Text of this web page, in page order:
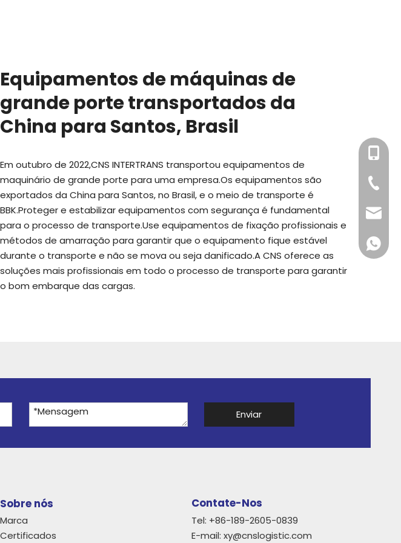
Equipamentos de máquinas de
grande porte transportados da
China para Santos, Brasil
Em outubro de 2022,CNS INTERTRANS transportou equipamentos de
maquinário de grande porte para uma empresa.Os equipamentos são
exportados da China para Santos, no Brasil, e o meio de transporte é
BBK.Proteger e estabilizar equipamentos com segurança é fundamental
para o processo de transporte.Use equipamentos de fixação profissionais e
métodos de amarração para garantir que o equipamento fique estável
durante o transporte e não se mova ou seja danificado.A CNS oferece as
soluções mais profissionais em todo o processo de transporte para garantir
o bom embarque das cargas.
+86-
+86-
+86-
Enviar
Sobre nós
Marca
Certificados
Contate-Nos
Tel: +86-189-2605-0839
E-mail: xy@cnslogistic.com